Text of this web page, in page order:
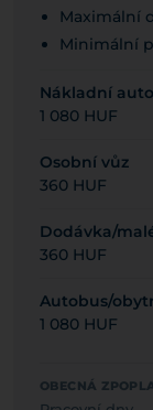
Maximální
Minimální
Nákladní auto
1 080 HUF
Osobní vůz
360 HUF
Dodávka/
360 HUF
Autobus/
1 080 HUF
OBECNÁ